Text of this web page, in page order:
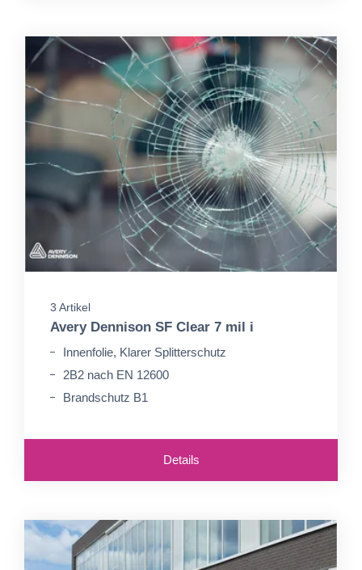
3 Artikel
Avery Dennison SF Clear 7 mil i
Innenfolie, Klarer Splitterschutz
2B2 nach EN 12600
Brandschutz B1
Details